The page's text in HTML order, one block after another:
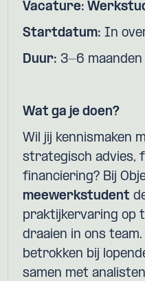
Vacature:
Startdatum: In
Duur: 3-6 maanden
Wat ga je doen?
Wil jij kennismaken
strategisch advies,
financiering? Bij
meewerkstudent
praktijkervaring op
draaien in ons
betrokken bij
samen met